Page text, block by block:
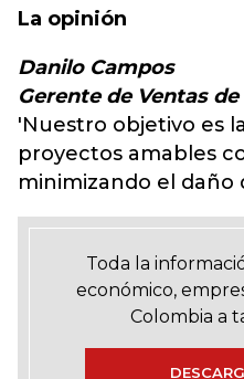
La opinión
Danilo Campos
Gerente de Ventas
'Nuestro objetivo es
proyectos amables
minimizando el daño
Toda la
económico,
Colombia a